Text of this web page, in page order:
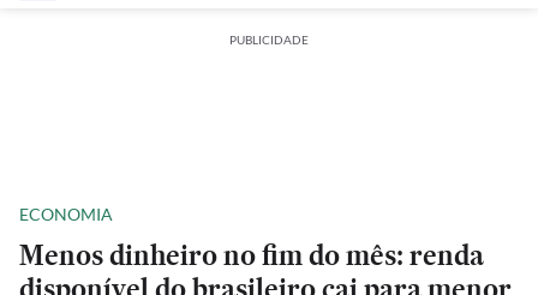
PUBLICIDADE
ECONOMIA
Menos dinheiro no fim do mês: renda